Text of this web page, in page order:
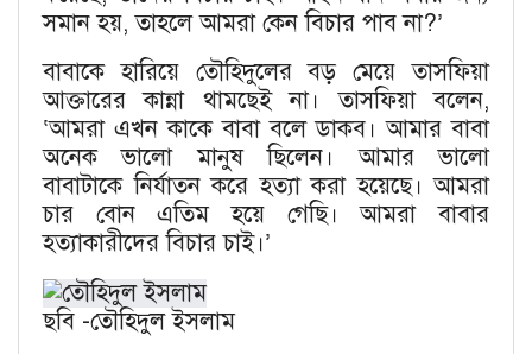
সমান হয়, তাহলে আমরা কেন বিচার পাব না?’
বাবাকে হারিয়ে তৌহিদুলের বড় মেয়ে তাসফিয়া
আক্তারের কান্না থামছেই না। তাসফিয়া বলেন,
‘আমরা এখন কাকে বাবা বলে ডাকব। আমার বাবা
অনেক ভালো মানুষ ছিলেন। আমার ভালো
বাবাটাকে নির্যাতন করে হত্যা করা হয়েছে। আমরা
চার বোন এতিম হয়ে গেছি। আমরা বাবার
হত্যাকারীদের বিচার চাই।’
ছবি -তৌহিদুল ইসলাম